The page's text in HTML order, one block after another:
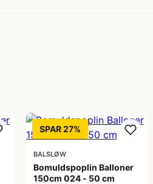
SPAR 27%
BALSLØW
Bomuldspoplin Balloner
150cm 024 - 50 cm